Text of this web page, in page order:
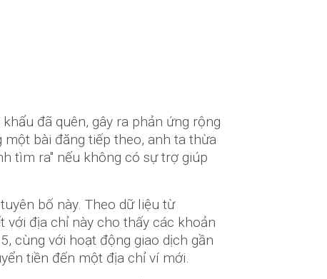
đã quên, gây ra phản ứng rộng
bài đăng tiếp theo, anh ta thừa
tìm ra" nếu không có sự trợ giúp
bố này. Theo dữ liệu từ
với địa chỉ này cho thấy các khoản
cùng với hoạt động giao dịch gần
tiền đến một địa chỉ ví mới.